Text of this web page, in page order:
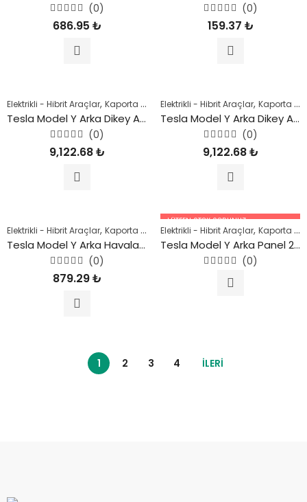
5
üzerinden
(0)
686.95 ₺ 5
üzerinden
(0)
159.37 ₺
Elektrikli - Hibrit Araçlar, Kaporta Parçaları ,Model Y,Şase Parçaları,Tesla
Tesla Model Y Arka Dikey Aks Taşıyıcı (Sağ) 2019 Sonrası
5
üzerinden
(0)
9,122.68₺
Elektrikli - Hibrit Araçlar, Kaporta Parçaları
Tesla Model Y Arka Dikey Aks Taşıyıcı (Sol) 2019 Sonrası
5
üzerinden
(0)
9,122.68₺
Elektrikli - Hibrit Araçlar, Kaporta Parçaları ,Model Y,Şase Parçaları,Tesla
Tesla Model Y Arka Havalandırma Izgarası 2019 Sonrası
5
üzerinden
(0)
879.29₺
LÜTFEN STOK SORUNUZ.
05447227756
Elektrikli - Hibrit Araçlar, Kaporta Parçaları
Tesla Model Y Arka Panel 2019 Sonrası
üzerinden
(0)
1 2 3 4 İLERI